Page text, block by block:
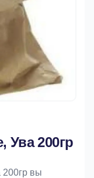
Ува 200гр
200гр вы